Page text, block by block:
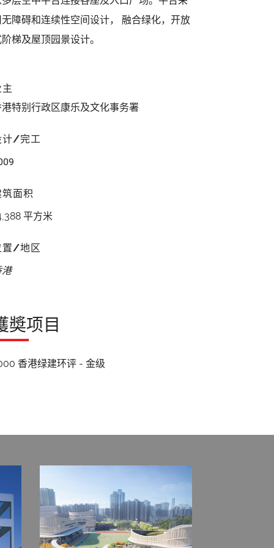
无障碍和连续性空间设计， 融合绿化，开放
梯及屋顶园景设计。
港特别行政区康乐及文化事务署
计/完工
筑面积
平方米
置/地区
港
奬项目
香港绿建环评 - 金级